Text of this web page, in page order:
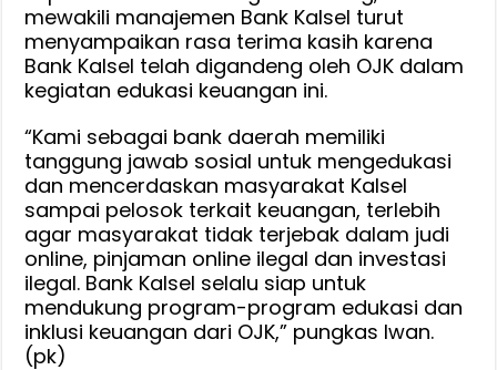
mewakili manajemen Bank Kalsel turut
menyampaikan rasa terima kasih karena
Bank Kalsel telah digandeng oleh OJK dalam
kegiatan edukasi keuangan ini.
“Kami sebagai bank daerah memiliki
tanggung jawab sosial untuk mengedukasi
dan mencerdaskan masyarakat Kalsel
sampai pelosok terkait keuangan, terlebih
agar masyarakat tidak terjebak dalam judi
online, pinjaman online ilegal dan investasi
ilegal. Bank Kalsel selalu siap untuk
mendukung program-program edukasi dan
inklusi keuangan dari OJK,” pungkas Iwan.
(pk)